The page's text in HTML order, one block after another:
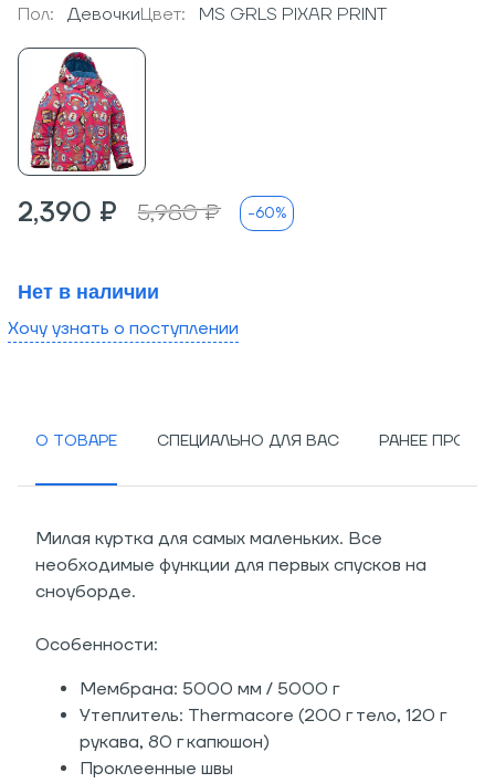
Пол:
ДевочкиЦвет: MS GRLS PIXAR PRINT
2,390 ₽ 5,980 ₽ -60%
Нет в наличии
Хочу узнать о поступлении
О ТОВАРЕ СПЕЦИАЛЬНО ДЛЯ ВАС РАНЕЕ
Милая куртка для самых маленьких. Все
необходимые функции для первых спусков на
сноуборде.
Особенности:
Мембрана: 5000 мм / 5000 г
Утеплитель: Thermacore (200 г тело, 120 г
рукава, 80 г капюшон)
Проклеенные швы